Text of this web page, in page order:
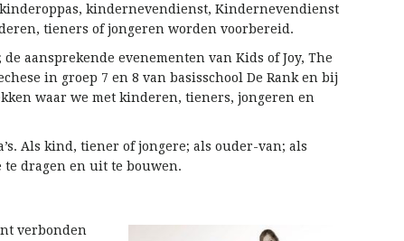
kindernevendienst, Kindernevendienst
tieners of jongeren worden voorbereid.
aansprekende evenementen van Kids of Joy, The
in groep 7 en 8 van basisschool De Rank en bij
waar we met kinderen, tieners, jongeren en
Als kind, tiener of jongere; als ouder-van; als
dragen en uit te bouwen.
verbonden